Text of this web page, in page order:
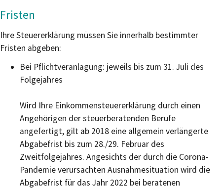
Fristen
Ihre Steuererklärung müssen Sie innerhalb bestimmter
Fristen abgeben:
Bei Pflichtveranlagung: jeweils bis zum 31. Juli des
Folgejahres
Wird Ihre Einkommensteuererklärung durch einen
Angehörigen der steuerberatenden Berufe
angefertigt, gilt ab 2018 eine allgemein verlängerte
Abgabefrist bis zum 28./29. Februar des
Zweitfolgejahres. Angesichts der durch die Corona-
Pandemie verursachten Ausnahmesituation wird die
Abgabefrist für das Jahr 2022 bei beratenen